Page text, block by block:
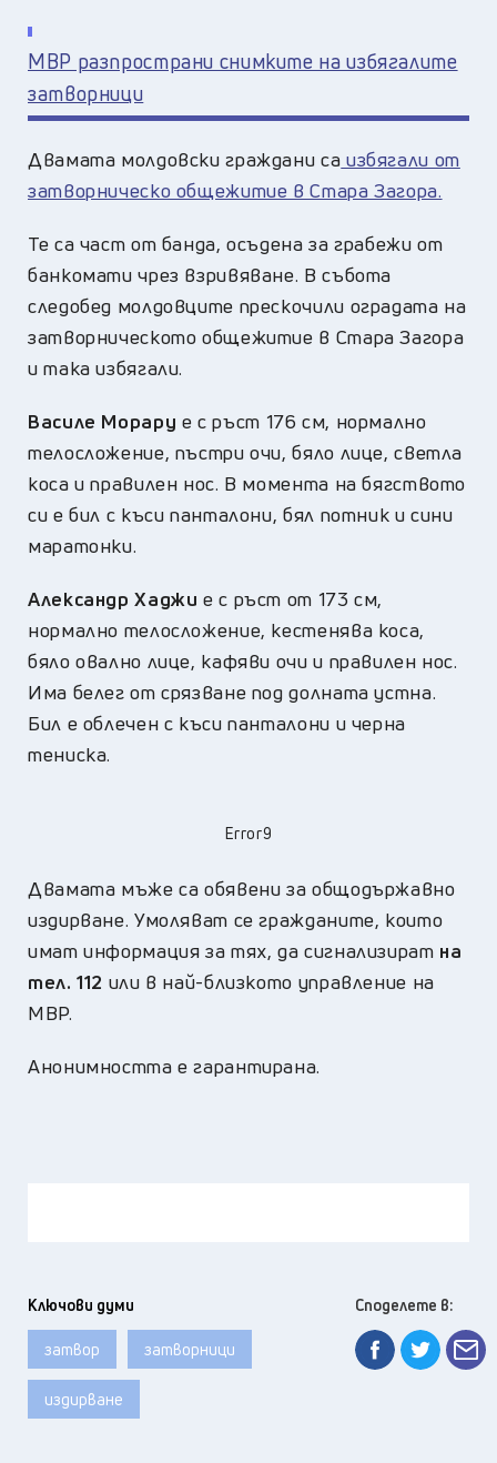
МВР разпространи снимките на избягалите
затворници
Двамата молдовски граждани са избягали от
затворническо общежитие в Стара Загора.
Те са част от банда, осъдена за грабежи от
банкомати чрез взривяване. В събота
следобед молдовците прескочили оградата на
затворническото общежитие в Стара Загора
и така избягали.
Василе Морару е с ръст 176 см, нормално
телосложение, пъстри очи, бяло лице, светла
коса и правилен нос. В момента на бягството
си е бил с къси панталони, бял потник и сини
маратонки.
Александр Хаджи е с ръст от 173 см,
нормално телосложение, кестенява коса,
бяло овално лице, кафяви очи и правилен нос.
Има белег от срязване под долната устна.
Бил е облечен с къси панталони и черна
тениска.
Error9
Двамата мъже са обявени за общодържавно
издирване. Умоляват се гражданите, които
имат информация за тях, да сигнализират на
тел. 112 или в най-близкото управление на
МВР.
Анонимността е гарантирана.
Ключови думи
затвор затворници
издирване
Споделете в: